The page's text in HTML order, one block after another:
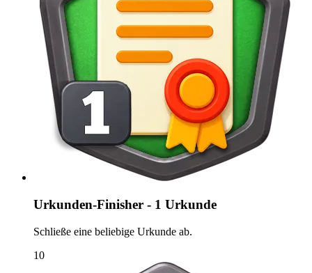
Urkunden-Finisher - 1 Urkunde
Schließe eine beliebige Urkunde ab.
10